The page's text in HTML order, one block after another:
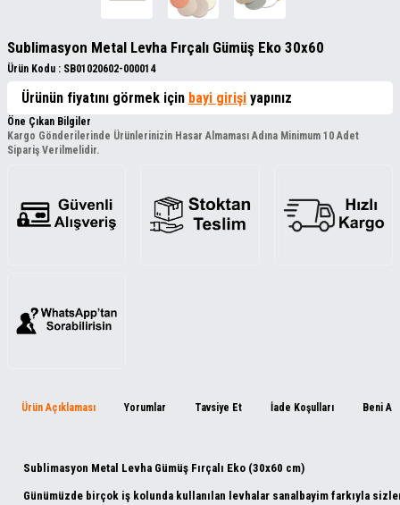
Sublimasyon Metal Levha Fırçalı Gümüş Eko 30x60
Ürün Kodu : SB01020602-000014
Ürünün fiyatını görmek için bayi girişi yapınız
Öne Çıkan Bilgiler
Kargo Gönderilerinde Ürünlerinizin Hasar Almaması Adına Minimum 10 Adet
Sipariş Verilmelidir.
Ürün Açıklaması Yorumlar Tavsiye Et İade Koşulları Beni
Sublimasyon Metal Levha Gümüş Fırçalı Eko (30x60 cm)
Günümüzde birçok iş kolunda kullanılan levhalar sanalbayim farkıyla